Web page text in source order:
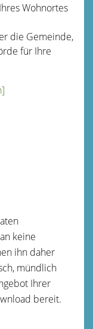
Wohnortes
die Gemeinde,
für Ihre
keine
ihn daher
mündlich
Ihrer
bereit.